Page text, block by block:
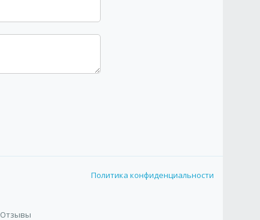
Отзывы
Политика конфиденциальности